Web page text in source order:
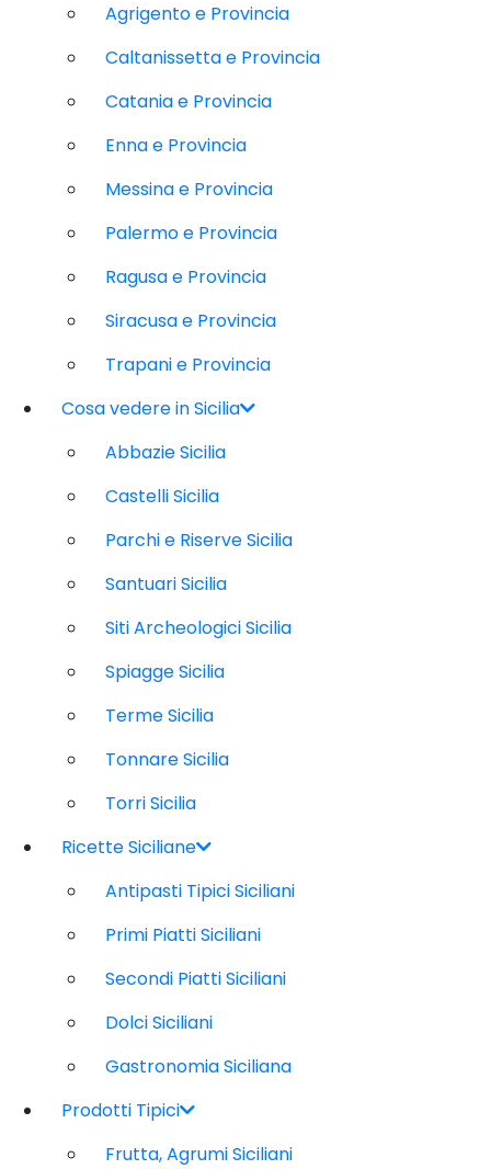
Agrigento e Provincia
Caltanissetta e Provincia
Catania e Provincia
Enna e Provincia
Messina e Provincia
Palermo e Provincia
Ragusa e Provincia
Siracusa e Provincia
Trapani e Provincia
Cosa vedere in Sicilia
Abbazie Sicilia
Castelli Sicilia
Parchi e Riserve Sicilia
Santuari Sicilia
Siti Archeologici Sicilia
Spiagge Sicilia
Terme Sicilia
Tonnare Sicilia
Torri Sicilia
Ricette Siciliane
Antipasti Tipici Siciliani
Primi Piatti Siciliani
Secondi Piatti Siciliani
Dolci Siciliani
Gastronomia Siciliana
Prodotti Tipici
Frutta, Agrumi Siciliani